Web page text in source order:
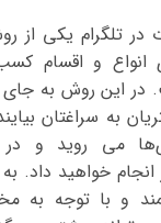
در تلگرام یکی از
انواع و اقسام
در این روش به جای
به سراغتان
می روید و
انجام خواهید
و با توجه به